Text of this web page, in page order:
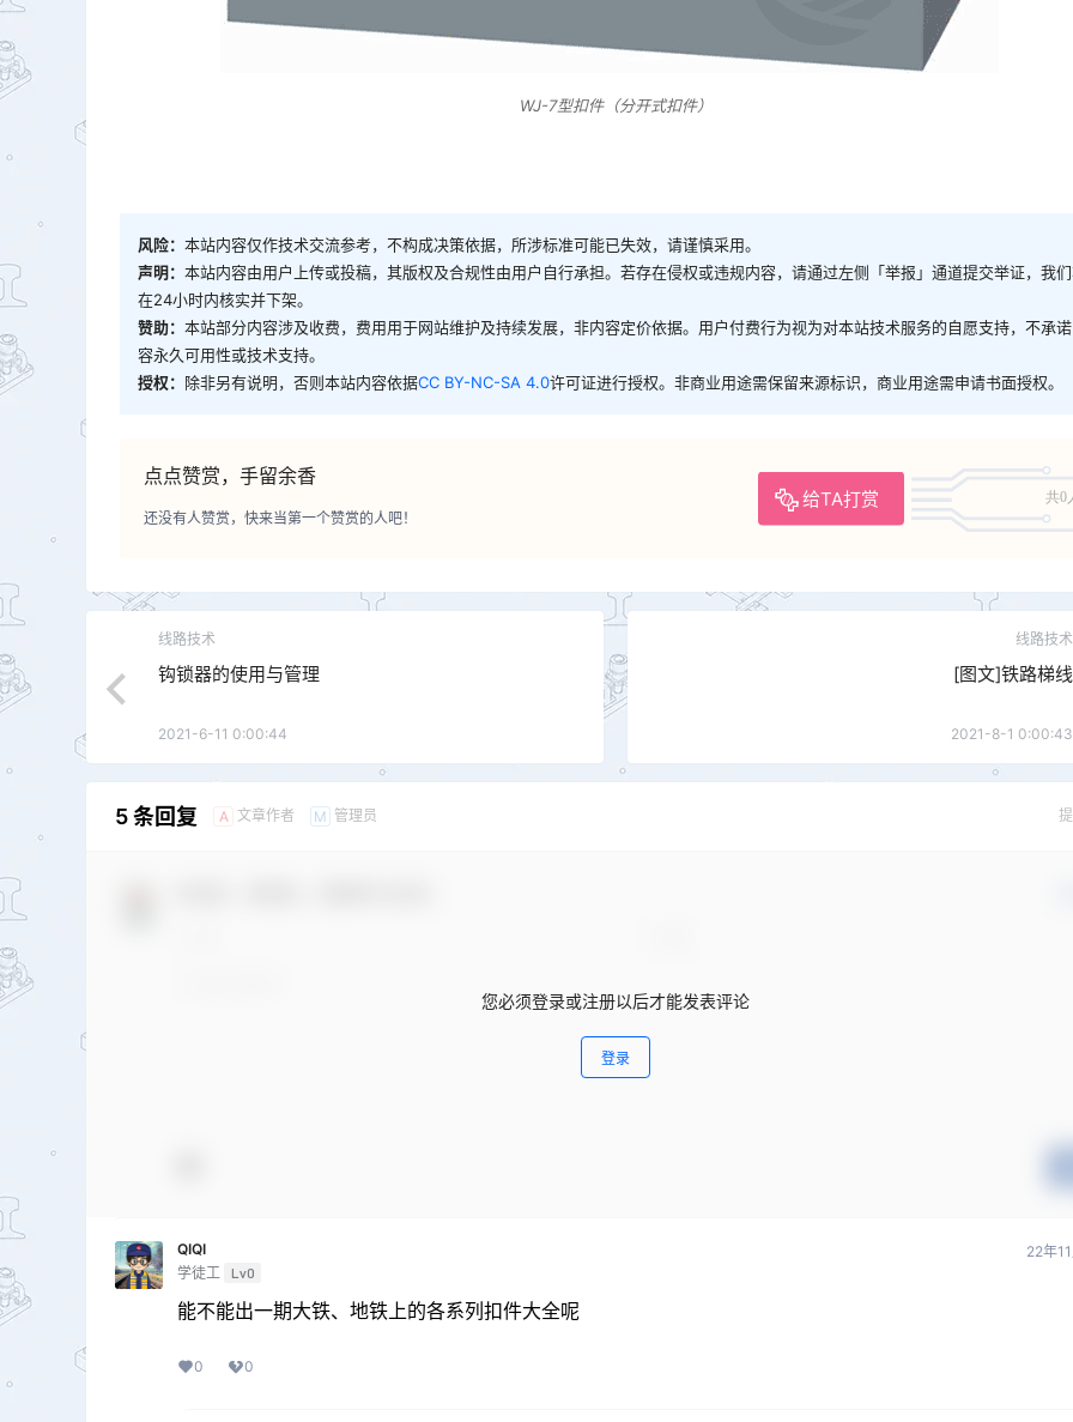
WJ-7型扣件（分开式扣件）
风险： 本站内容仅作技术交流参考，不构成决策依据，所涉标准可能已失效，请谨慎采用。
声明： 本站内容由用户上传或投稿，其版权及合规性由用户自行承担。若存在侵权或违规内容，请通过左侧「举报」通道提交举证，我
在24小时内核实并下架。
赞助： 本站部分内容涉及收费，费用用于网站维护及持续发展，非内容定价依据。用户付费行为视为对本站技术服务的自愿支持，不承
容永久可用性或技术支持。
授权： 除非另有说明，否则本站内容依据CC BY-NC-SA 4.0许可证进行授权。非商业用途需保留来源标识，商业用途需申请书面授权。
点点赞赏，手留余香
给TA打赏 共0
还没有人赞赏，快来当第一个赞赏的人吧！
线路技术
钩锁器的使用与管理
2021-6-11 0:00:44
线路技术
[图文]铁路梯线
2021-8-1 0:00:43
5 条回复 A 文章作者 M 管理员
您必须登录或注册以后才能发表评论
登录
QIQI
学徒工
Lv0
22年
能不能出一期大铁、地铁上的各系列扣件大全呢
0 0